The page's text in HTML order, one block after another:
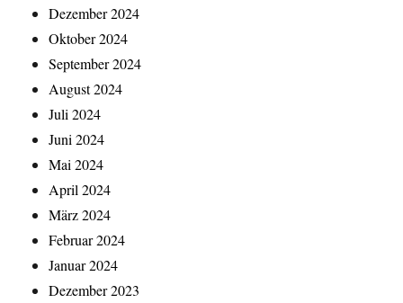
Dezember 2024
Oktober 2024
September 2024
August 2024
Juli 2024
Juni 2024
Mai 2024
April 2024
März 2024
Februar 2024
Januar 2024
Dezember 2023